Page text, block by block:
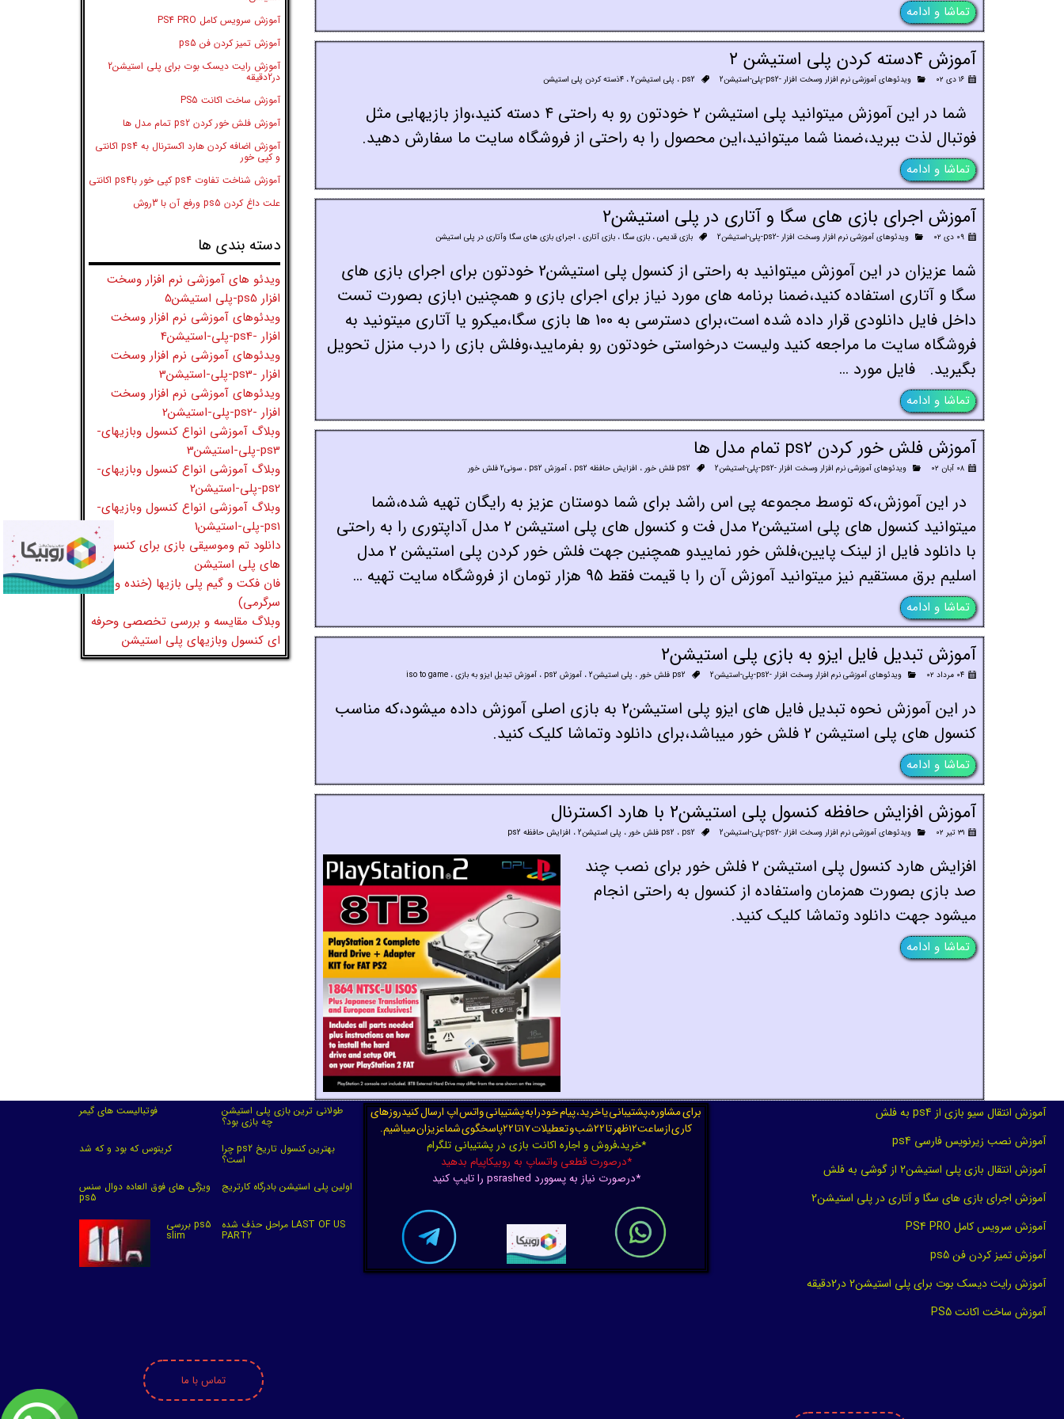
تماشا و ادامه
آموزش ۴دسته کردن پلی استیشن ۲
۱۶ دی ۰۲ ویدئوهای آموزشی نرم افزار وسخت افزار -ps2-پلی-استیشن2 ps2 ، پلی استیشن2 ،۴ذسته کردن پلی استیشن
شما در این آموزش میتوانید پلی استیشن ۲ خودتون رو به راحتی ۴ دسته کنید،واز بازیهایی مثل
فوتبال لذت ببرید،ضمنا شما میتوانید،این محصول را به راحتی از فروشگاه سایت ما سفارش دهید.
تماشا و ادامه
آموزش اجرای بازی های سگا و آتاری در پلی استیشن2
۰۹ دی ۰۲ ویدئوهای آموزشی نرم افزار وسخت افزار -ps2-پلی-استیشن2 بازی قدیمی ،بازی سگا ،بازی آتاری ، اجرای بازی های سگا وآتاری در پلی استیشن
شما عزیزان در این آموزش میتوانید به راحتی از کنسول پلی استیشن2 خودتون برای اجرای بازی های
سگا و آتاری استفاده کنید،ضمنا برنامه های مورد نیاز برای اجرای بازی و همچنین 1بازی بصورت تست
داخل فایل دانلودی قرار داده شده است،برای دسترسی به 100 ها بازی سگا،میکرو یا آتاری میتونید به
فروشگاه سایت ما مراجعه کنید ولیست درخواستی خودتون رو بفرمایید،وفلش بازی را درب منزل تحویل
بگیرید. فایل مورد …
تماشا و ادامه
آموزش فلش خور کردن ps2 تمام مدل ها
۰۸ آبان ۰۲ ویدئوهای آموزشی نرم افزار وسخت افزار -ps2-پلی-استیشن2 ps2 فلش خور ، افزایش حافظه ps2 ،آموزش ps2 ،سونی2 فلش خور
در این آموزش،که توسط مجموعه پی اس راشد برای شما دوستان عزیز به رایگان تهیه شده،شما
میتوانید کنسول های پلی استیشن2 مدل فت و کنسول های پلی استیشن ۲ مدل آداپتوری را به راحتی
با دانلود فایل از لینک پایین،فلش خور نماییدو همچنین جهت فلش خور کردن پلی استیشن 2 مدل
اسلیم برق مستقیم نیز میتوانید آموزش آن را با قیمت فقط 95 هزار تومان از فروشگاه سایت تهیه …
تماشا و ادامه
آموزش تبدیل فایل ایزو به بازی پلی استیشن2
۰۴ مرداد ۰۲ ویدئوهای آموزشی نرم افزار وسخت افزار -ps2-پلی-استیشن2 ps2 فلش خور ، پلی استیشن2 ،آموزش ps2 ،آموزش تبدیل ایزو به بازی ،iso to game
در این آموزش نحوه تبدیل فایل های ایزو پلی استیشن2 به بازی اصلی آموزش داده میشود،که مناسب
کنسول های پلی استیشن 2 فلش خور میباشد،برای دانلود وتماشا کلیک کنید.
تماشا و ادامه
آموزش افزایش حافظه کنسول پلی استیشن2 با هارد اکسترنال
۳۱ تیر ۰۲ ویدئوهای آموزشی نرم افزار وسخت افزار -ps2-پلی-استیشن2 ps2 ، ps2 فلش خور ، پلی استیشن2 ، افزایش حافظه ps2
افزایش هارد کنسول پلی استیشن 2 فلش خور برای نصب چند
صد بازی بصورت همزمان واستفاده از کنسول به راحتی انجام
میشود جهت دانلود وتماشا کلیک کنید.
تماشا و ادامه
آموزش سرویس کامل PS4 PRO
آموزش تمیز کردن فن ps5
آموزش رایت دیسک بوت برای پلی استیشن2
در2دقیقه
آموزش ساخت اکانت PS5
آموزش فلش خور کردن ps2 تمام مدل ها
آموزش اضافه کردن هارد اکسترنال به ps4 اکانتی
و کپی خور
آموزش شناخت تفاوت ps4 کپی خور باps4 اکانتی
علت داغ کردن ps5 ورفع آن با 3روش
دسته بندی ها
ویدئو های آموزشی نرم افزار وسخت
افزار ps5-پلی استیشن5
ویدئوهای آموزشی نرم افزار وسخت
افزار -ps4-پلی-استیشن4
ویدئوهای آموزشی نرم افزار وسخت
افزار -ps3-پلی-استیشن3
ویدئوهای آموزشی نرم افزار وسخت
افزار -ps2-پلی-استیشن2
وبلاگ آموزشی انواع کنسول وبازیهای-
ps3-پلی-استیشن3
وبلاگ آموزشی انواع کنسول وبازیهای-
ps2-پلی-استیشن2
وبلاگ آموزشی انواع کنسول وبازیهای-
ps1-پلی-استیشن1
دانلود تم وموسیقی بازی برای کنسول
های پلی استیشن
فان فکت و گیم پلی بازیها (خنده و
سرگرمی)
وبلاگ مقایسه و بررسی تخصصی وحرفه
ای کنسول وبازیهای پلی استیشن
تماس با ما
آموزش انتقال سیو بازی از ps4 به فلش
آموزش نصب زیرنویس فارسی ps4
آموزش انتقال بازی پلی استیشن2 از گوشی به فلش
آموزش اجرای بازی های سگا و آتاری در پلی استیشن2
آموزش سرویس کامل PS4 PRO
آموزش تمیز کردن فن ps5
آموزش رایت دیسک بوت برای پلی استیشن2 در2دقیقه
آموزش ساخت اکانت PS5
برای مشاوره،پشتیبانی یا خرید، پیام خودرا به پشتیبانی واتس اپ ارسال کنیدروزهای
کاری ازساعت12ظهر تا 22شب و تعطیلات 17تا 22پاسخگوی شماعزیزان میباشیم.
*خرید،فروش و اجاره اکانت بازی در پشتیبانی تلگرام
*درصورت قطعی واتساپ به روبیکاپیام بدهید
*درصورت نیاز به پسوورد psrashed را تایپ کنید
فوتبالیست های گیمر طولانی ترین بازی پلی استیشن
چه بازی بود؟
کریتوس که بود و که شد
چرا ps2 بهترین کنسول تاریخ
است؟
ویژگی های فوق العاده دوال سنس
ps5
اولین پلی استیشن بادرگاه کارتریج
بررسی ps5
slim
مراحل حذف شده LAST OF US
PART2